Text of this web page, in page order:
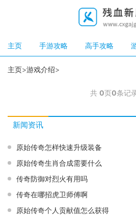
主页 手游攻略 高手攻略
主页>游戏介绍>
共 0页0条记
新闻资讯
原始传奇怎样快速升级装备
原始传奇生肖合成需要什么
传奇防御对烈火有用吗
传奇在哪招虎卫师傅啊
原始传奇个人贡献值怎么获得